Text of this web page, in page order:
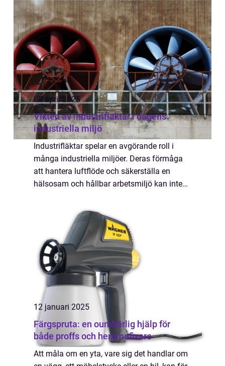
08 april 2025
Vikten av industrifläktar i dagens
industriella miljö
Industrifläktar spelar en avgörande roll i
många industriella miljöer. Deras förmåga
att hantera luftflöde och säkerställa en
hälsosam och hållbar arbetsmiljö kan inte
12 januari 2025
Färgspruta: en oumbärlig hjälp för
både proffs och hemmafixare
Att måla om en yta, vare sig det handlar om